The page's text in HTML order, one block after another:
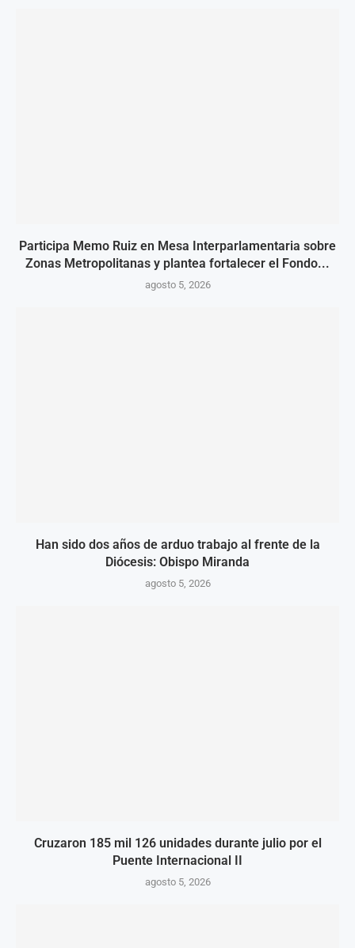
Participa Memo Ruiz en Mesa Interparlamentaria sobre
Zonas Metropolitanas y plantea fortalecer el Fondo...
agosto 5, 2026
Han sido dos años de arduo trabajo al frente de la
Diócesis: Obispo Miranda
agosto 5, 2026
Cruzaron 185 mil 126 unidades durante julio por el
Puente Internacional II
agosto 5, 2026